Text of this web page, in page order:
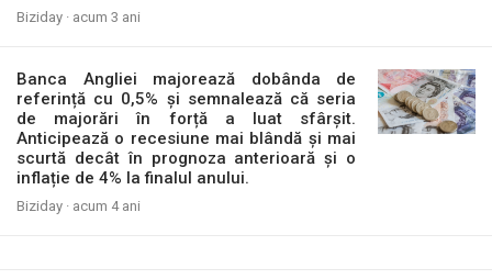
Biziday · acum 3 ani
Banca Angliei majorează dobânda de
referință cu 0,5% și semnalează că seria
de majorări în forță a luat sfârșit.
Anticipează o recesiune mai blândă și mai
scurtă decât în prognoza anterioară și o
inflație de 4% la finalul anului.
Biziday · acum 4 ani